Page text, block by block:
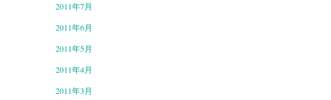
2011年7月
2011年6月
2011年5月
2011年4月
2011年3月